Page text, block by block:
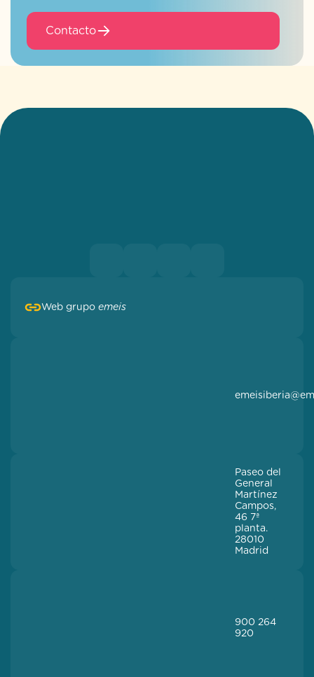
Contacto
Web grupo emeis
Paseo del
General
Martínez
Campos,
46 7ª
planta.
28010
Madrid
900 264
920